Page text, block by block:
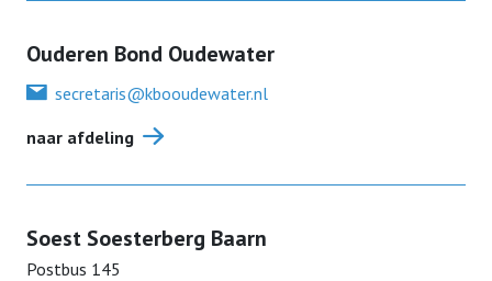
Ouderen Bond Oudewater
secretaris@kbooudewater.nl
naar afdeling
Soest Soesterberg Baarn
Postbus 145